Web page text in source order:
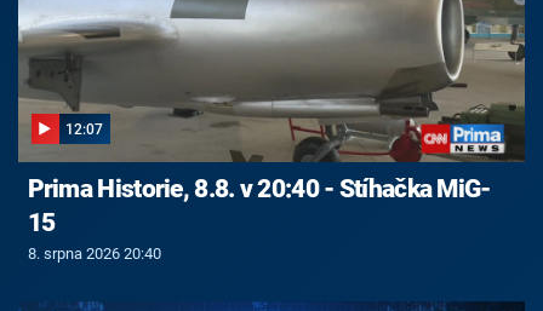
12:07
Prima Historie, 8.8. v 20:40 - Stíhačka MiG-
15
8. srpna 2026 20:40